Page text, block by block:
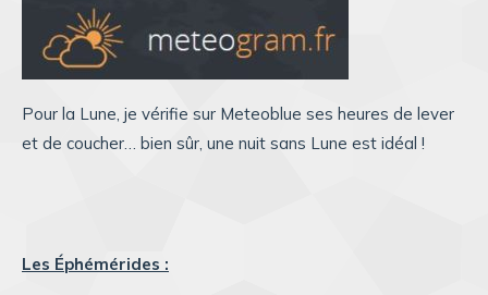
Pour la Lune, je vérifie sur Meteoblue ses heures de lever
et de coucher… bien sûr, une nuit sans Lune est idéal !
Les Éphémérides :